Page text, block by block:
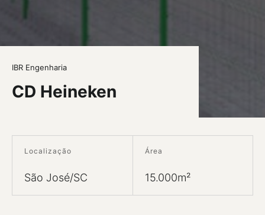
IBR Engenharia
CD Heineken
Localização
São José/SC
Área
15.000m²